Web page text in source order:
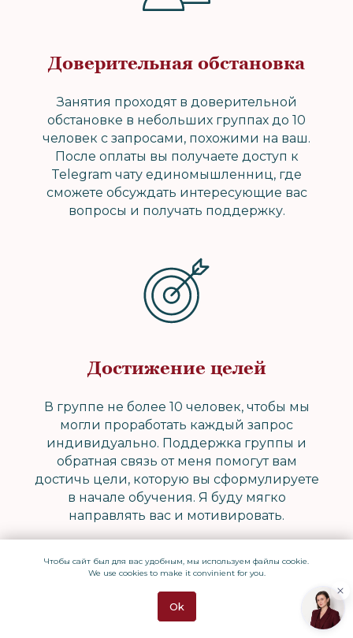
Доверительная обстановка
Занятия проходят в доверительной
обстановке в небольших группах до 10
человек с запросами, похожими на ваш.
После оплаты вы получаете доступ к
Telegram чату единомышленниц, где
сможете обсуждать интересующие вас
вопросы и получать поддержку.
Достижение целей
В группе не более 10 человек, чтобы мы
могли проработать каждый запрос
индивидуально. Поддержка группы и
обратная связь от меня помогут вам
достичь цели, которую вы сформулируете
в начале обучения. Я буду мягко
направлять вас и мотивировать.
Чтобы сайт был для вас удобным, мы используем файлы cookie.
We use cookies to make it convinient for you.
Ok